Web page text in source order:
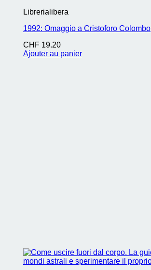
Librerialibera
1992: Omaggio a Cristoforo Colombo
CHF 19.20
Ajouter au panier